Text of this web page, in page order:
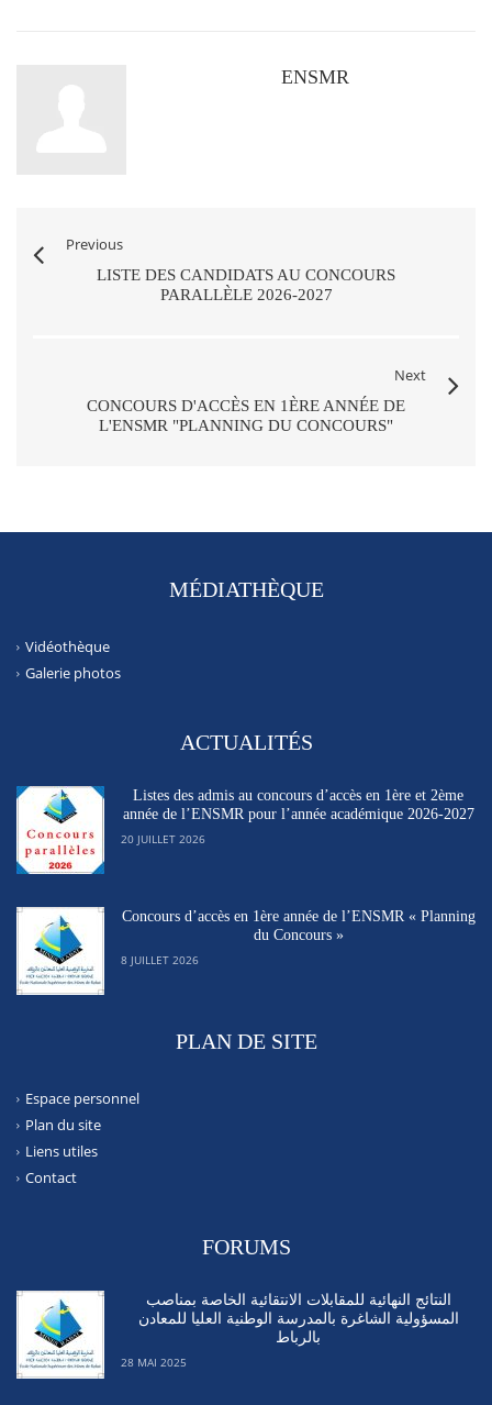
ENSMR
Previous
LISTE DES CANDIDATS AU CONCOURS
PARALLÈLE 2026-2027
Next
CONCOURS D'ACCÈS EN 1ÈRE ANNÉE DE
L'ENSMR "PLANNING DU CONCOURS"
MÉDIATHÈQUE
Vidéothèque
Galerie photos
ACTUALITÉS
Listes des admis au concours d’accès en 1ère et 2ème
année de l’ENSMR pour l’année académique 2026-2027
20 JUILLET 2026
Concours d’accès en 1ère année de l’ENSMR « Planning
du Concours »
8 JUILLET 2026
PLAN DE SITE
Espace personnel
Plan du site
Liens utiles
Contact
FORUMS
النتائج النهائية للمقابلات الانتقائية الخاصة بمناصب
المسؤولية الشاغرة بالمدرسة الوطنية العليا للمعادن
بالرباط
28 MAI 2025